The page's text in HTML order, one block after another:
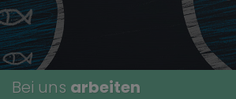
Bei uns arbeiten